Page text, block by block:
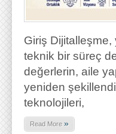
Giriş Dijitalleşme,
teknik bir süreç
değerlerin, aile
yeniden
teknolojileri,
Read More »